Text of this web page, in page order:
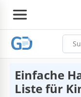
Einfache
Liste für